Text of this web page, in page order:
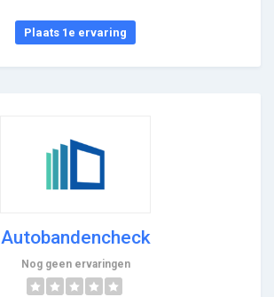
Plaats 1e ervaring
Autobandencheck
Nog geen ervaringen